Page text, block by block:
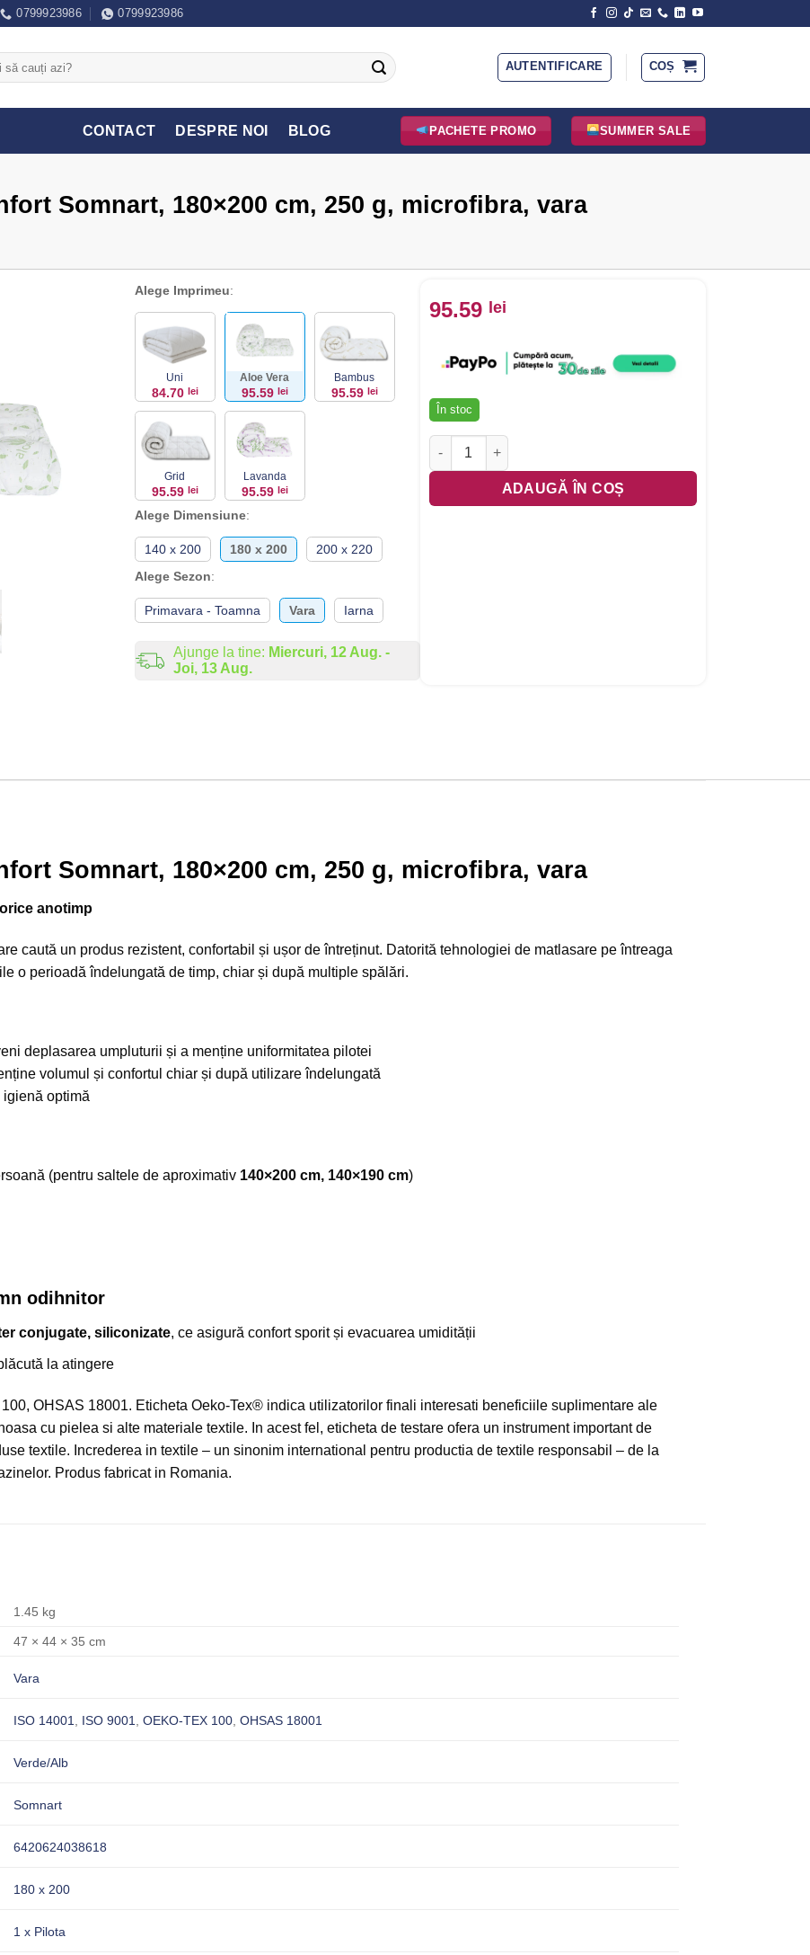
0799923986 0799923986
AUTENTIFICARE COȘ
CONTACT DESPRE NOI BLOG PACHETE PROMO SUMMER SALE
Somnart, 180×200 cm, 250 g, microfibra, vara
Alege Imprimeu:
Uni
84.70 lei
Aloe Vera
95.59 lei
Bambus
95.59 lei
Grid
95.59 lei
Lavanda
95.59 lei
Alege Dimensiune:
140 x 200 180 x 200
200 x 220
Alege Sezon:
Primavara - Toamna Vara Iarna
Ajunge la tine: Miercuri, 12 Aug. -
Joi, 13 Aug.
95.59 lei
În stoc
Cantitate Pilota matlasata Aloe Confort Somnart, 180x200
ADAUGĂ ÎN COȘ
Somnart, 180×200 cm, 250 g, microfibra, vara
anotimp
caută un produs rezistent, confortabil și ușor de întreținut. Datorită tehnologiei de matlasare pe întreaga
o perioadă îndelungată de timp, chiar și după multiple spălări.
deplasarea umpluturii și a menține uniformitatea pilotei
volumul și confortul chiar și după utilizare îndelungată
igienă optimă
(pentru saltele de aproximativ 140×200 cm, 140×190 cm)
odihnitor
conjugate, siliconizate, ce asigură confort sporit și evacuarea umidității
la atingere
100, OHSAS 18001. Eticheta Oeko-Tex® indica utilizatorilor finali interesati beneficiile suplimentare ale
cu pielea si alte materiale textile. In acest fel, eticheta de testare ofera un instrument important de
textile. Increderea in textile – un sinonim international pentru productia de textile responsabil – de la
Produs fabricat in Romania.
1.45 kg
47 × 44 × 35 cm
Vara
ISO 14001 ISO 9001 OEKO-TEX 100, OHSAS 18001
Verde/Alb
Somnart
6420624038618
180 x 200
1 x Pilota